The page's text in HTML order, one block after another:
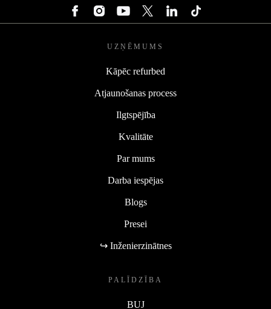
UZŅĒMUMS
Kāpēc refurbed
Atjaunošanas process
Ilgtspējība
Kvalitāte
Par mums
Darba iespējas
Blogs
Presei
↪ Inženierzinātnes
PALĪDZĪBA
BUJ